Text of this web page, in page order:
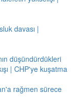
davası |
düşündürdükleri
| CHP'ye kuşatma
rağmen sürece